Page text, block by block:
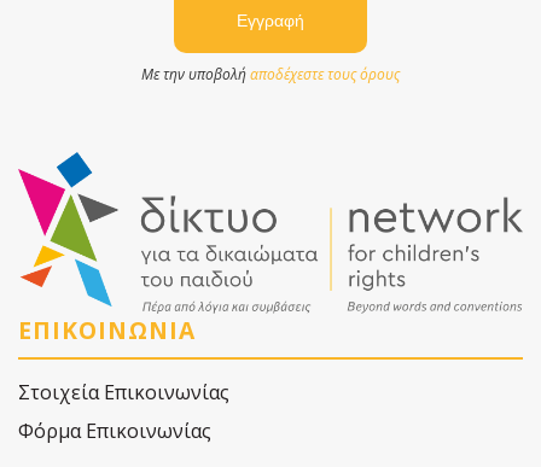
Με την υποβολήαποδέχεστε τους όρους
ΕΠΙΚΟΙΝΩΝΙΑ
Στοιχεία Επικοινωνίας
Φόρμα Επικοινωνίας